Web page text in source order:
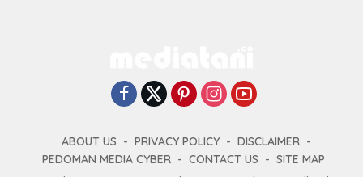
ABOUT US PRIVACY POLICY
DISCLAIMER
PEDOMAN MEDIA CYBER
CONTACT US
SITE MAP